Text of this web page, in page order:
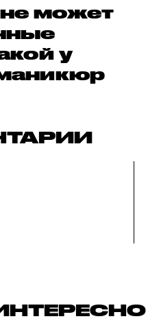
может
у